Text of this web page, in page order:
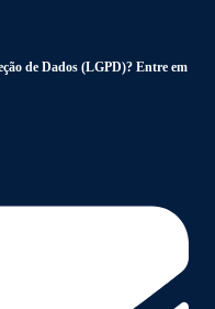
de Dados (LGPD)? Entre em